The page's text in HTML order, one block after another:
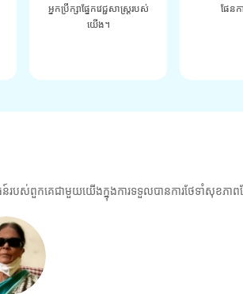
អ្នកប្រឹក្សាផ្នែកវេជ្ជសាស្រ្តរបស់
យើង។
ផែនក
បស់ពួកគេជាមួយយើងក្នុងការទទួលបានការថែទាំសុខភា